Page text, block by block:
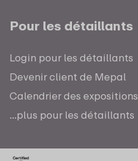
Pour les détaillants
Login pour les détaillants
Devenir client de Mepal
Calendrier des expositions
...plus pour les détaillants